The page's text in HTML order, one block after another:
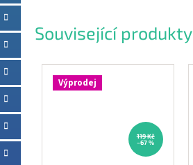
Související produkty
Výprodej
119 Kč
–67 %